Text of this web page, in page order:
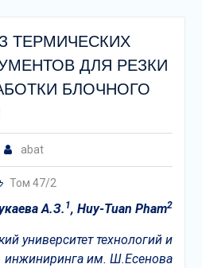
ТЕРМИЧЕСКИХ
ДЛЯ РЕЗКИ
БЛОЧНОГО
abat
Том 47/2
А.З. 1, Huy-Tuan Pham2
университет технологий и
инжиниринга им. Ш.Есенова